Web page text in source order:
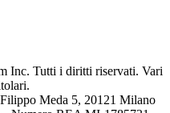
Inc. Tutti i diritti riservati. Vari
Meda 5, 20121 Milano